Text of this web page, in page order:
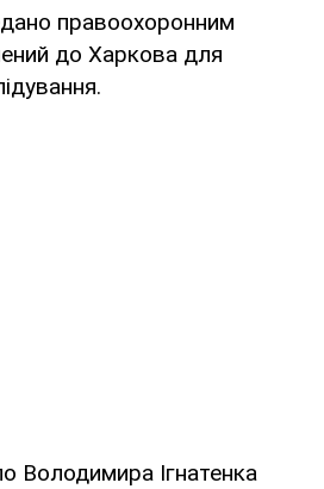
правоохоронним
до Харкова для
Володимира Ігнатенка